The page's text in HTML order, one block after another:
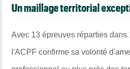
Un maillage territorial
Avec 13 épreuves réparties dans
l'ACPF confirme sa volonté